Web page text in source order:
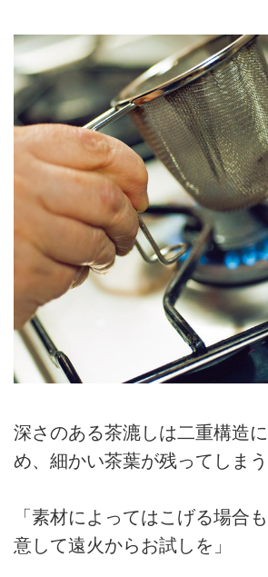
深さのある茶漉しは二重構造
め、細かい茶葉が残ってしまう
「素材によってはこげる場合
意して遠火からお試しを」